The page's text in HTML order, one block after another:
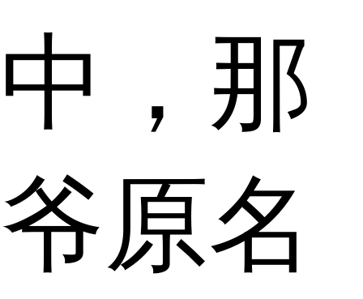
中，那
爷原名